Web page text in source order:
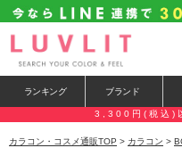
ランキング ブランド
3,300円(税込)
カラコン・コスメ通販TOP > カラコン >